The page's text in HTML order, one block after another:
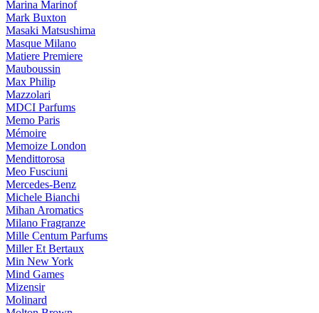
Marina Marinof
Mark Buxton
Masaki Matsushima
Masque Milano
Matiere Premiere
Mauboussin
Max Philip
Mazzolari
MDCI Parfums
Memo Paris
Mémoire
Memoize London
Mendittorosa
Meo Fusciuni
Mercedes-Benz
Michele Bianchi
Mihan Aromatics
Milano Fragranze
Mille Centum Parfums
Miller Et Bertaux
Min New York
Mind Games
Mizensir
Molinard